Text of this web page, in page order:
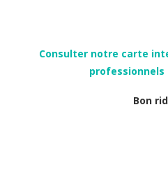
Consulter notre carte
Bon